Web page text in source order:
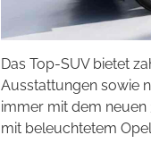
Das Top-SUV bietet
Ausstattungen sowie
immer mit dem
mit beleuchtetem